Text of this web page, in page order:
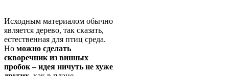
Исходным материалом обычно
является дерево, так сказать,
естественная для птиц среда.
Но можно сделать
скворечник из винных
пробок – идея ничуть не хуже